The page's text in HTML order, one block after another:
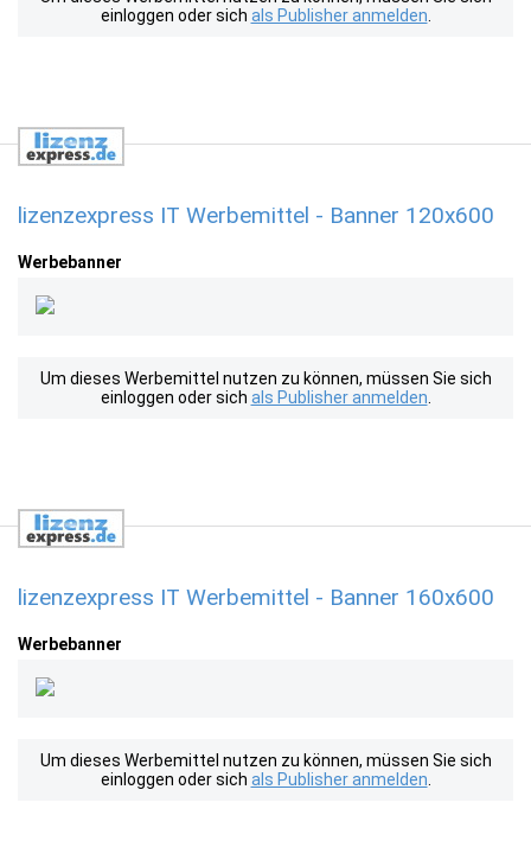
einloggen oder sich als Publisher anmelden
lizenzexpress IT Werbemittel - Banner 120x600
Werbebanner
Um dieses Werbemittel nutzen zu können, müssen Sie sich
einloggen oder sich als Publisher anmelden
lizenzexpress IT Werbemittel - Banner 160x600
Werbebanner
Um dieses Werbemittel nutzen zu können, müssen Sie sich
einloggen oder sich als Publisher anmelden